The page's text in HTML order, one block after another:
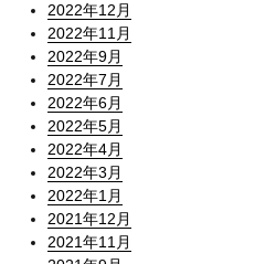
2022年12月
2022年11月
2022年9月
2022年7月
2022年6月
2022年5月
2022年4月
2022年3月
2022年1月
2021年12月
2021年11月